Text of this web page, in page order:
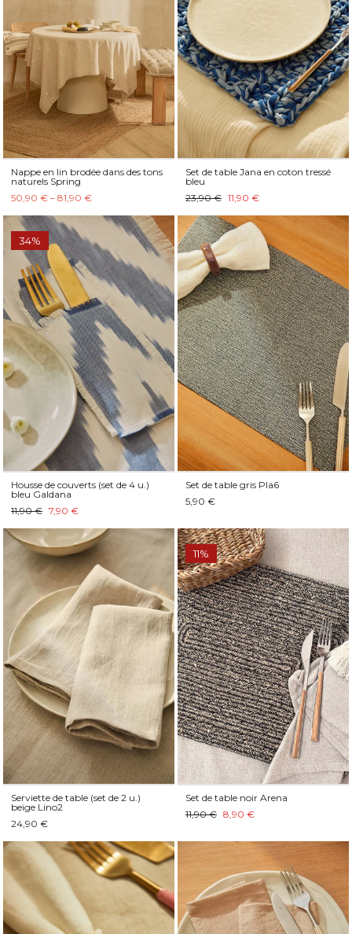
Nappe en lin brodée dans des tons
naturels Spring
50,90 € – 81,90 €
Set de table Jana en coton tressé
bleu
23,90 € 11,90 €
34%
Housse de couverts (set de 4 u.)
bleu Galdana
11,90 € 7,90 €
Set de table gris Pla6
5,90 €
Serviette de table (set de 2 u.)
beige Lino2
24,90 €
11%
Set de table noir Arena
11,90 € 8,90 €